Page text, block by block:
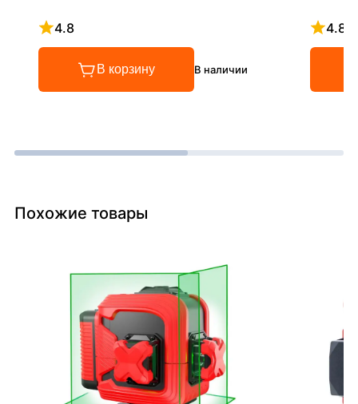
4.8
Рейтинг 4.8 из 5
В корзину В наличии
4.8
Похожие товары